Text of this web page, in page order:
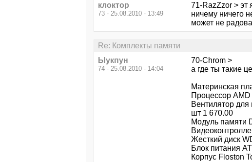
клоктор
73 - 25.08.2010 - 13:49
71-RazZzor > эт
ничему ничего
может не
Re: Комплекты памяти
Ыукпун
74 - 25.08.2010 - 14:04
70-Chrom >
а где ты такие
Материнская
Процессор
Вентилятор
шт 1 670.00
Модуль памяти
Жесткий диск
Блок питания
Корпус Floston